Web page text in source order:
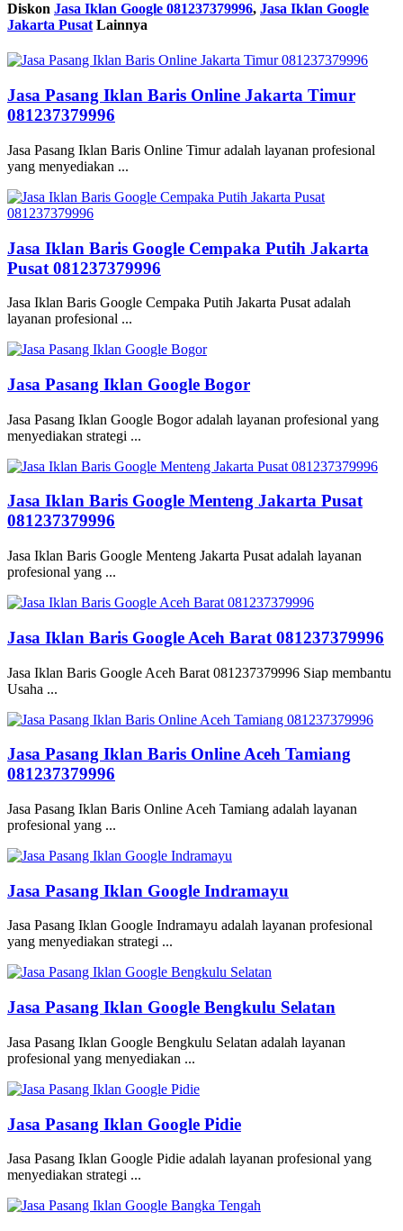
Diskon Jasa Iklan Google 081237379996, Jasa Iklan Google
Jakarta Pusat Lainnya
Jasa Pasang Iklan Baris Online Jakarta Timur
081237379996
Jasa Pasang Iklan Baris Online Timur adalah layanan profesional
yang menyediakan ...
Jasa Iklan Baris Google Cempaka Putih Jakarta
Pusat 081237379996
Jasa Iklan Baris Google Cempaka Putih Jakarta Pusat adalah
layanan profesional ...
Jasa Pasang Iklan Google Bogor
Jasa Pasang Iklan Google Bogor adalah layanan profesional yang
menyediakan strategi ...
Jasa Iklan Baris Google Menteng Jakarta Pusat
081237379996
Jasa Iklan Baris Google Menteng Jakarta Pusat adalah layanan
profesional yang ...
Jasa Iklan Baris Google Aceh Barat 081237379996
Jasa Iklan Baris Google Aceh Barat 081237379996 Siap membantu
Usaha ...
Jasa Pasang Iklan Baris Online Aceh Tamiang
081237379996
Jasa Pasang Iklan Baris Online Aceh Tamiang adalah layanan
profesional yang ...
Jasa Pasang Iklan Google Indramayu
Jasa Pasang Iklan Google Indramayu adalah layanan profesional
yang menyediakan strategi ...
Jasa Pasang Iklan Google Bengkulu Selatan
Jasa Pasang Iklan Google Bengkulu Selatan adalah layanan
profesional yang menyediakan ...
Jasa Pasang Iklan Google Pidie
Jasa Pasang Iklan Google Pidie adalah layanan profesional yang
menyediakan strategi ...